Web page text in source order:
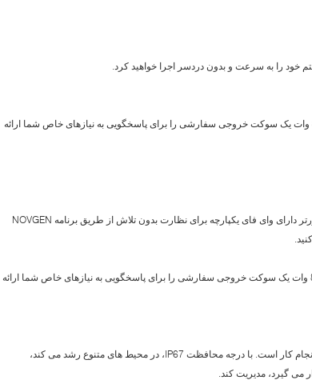
خود را به سرعت و بدون دردسر اجرا خواهید کرد.
با راحتی خروجی انرژی خود را سفارشی کنید. مایکرو اینورتر 800 وات یک سوکت خروجی سفارشی را برای پاسخگویی به نیازهای خاص شما ارائه
با اتصال بی سیم داخلی به انرژی خود متصل باشید. این مایکرو اینورتر دارای وای فای یکپارچه برای نظارت بدون تلاش از طریق برنامه NOVGEN
به راحتی خروجی انرژی خود را سفارشی کنید. مایکرو اینورتر 800 وات یک سوکت خروجی سفارشی را برای پاسخگویی به نیازهای خاص شما ارائه
مهم نیست که شما کجا خانه می خوانید، این مایکرو اینورتر آماده انجام کار است. با درجه محافظت IP67، در محیط های متنوع رشد می کند،
می گیرد، مدیریت کند.